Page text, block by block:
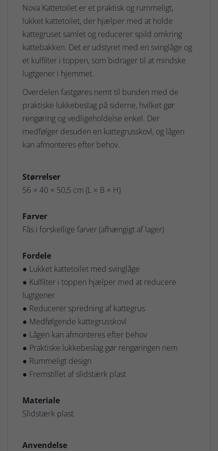
Nova Kattetoilet er et praktisk og rummeligt,
lukket kattetoilet, der hjælper med at holde
kattegruset samlet og reducerer spild omkring
kattebakken. Det er udstyret med en svinglåge og
et kulfilter i toppen, som bidrager til at mindske
lugtgener i hjemmet.
Overdelen fastgøres nemt til bunden med de
praktiske lukkebeslag på siderne, hvilket gør
rengøring og vedligeholdelse enkel. Der
medfølger desuden en kattegrusskovl, og lågen
kan afmonteres efter behov.
Størrelser
56 × 40 × 50,5 cm (L × B × H)
Farver
Fås i forskellige farver (afhængigt af lager)
Fordele
● Lukket kattetoilet med svinglåge
● Kulfilter i toppen hjælper med at reducere
lugtgener
● Reducerer spredning af kattegrus
● Medfølgende kattegrusskovl
● Lågen kan afmonteres efter behov
● Praktiske lukkebeslag gør rengøringen nem
● Rummeligt design
● Fremstillet af slidstærk plast
Materiale
Slidstærk plast.
Anvendelse